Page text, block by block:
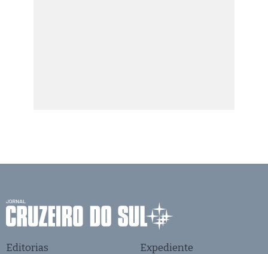
Editorias Expediente